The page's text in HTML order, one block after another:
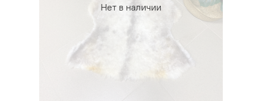
Нет в наличии